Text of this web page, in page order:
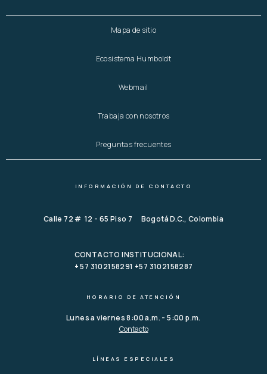
Mapa de sitio
Ecosistema Humboldt
Webmail
Trabaja con nosotros
Preguntas frecuentes
INFORMACIÓN DE CONTACTO
Calle 72 # 12 - 65 Piso 7 Bogotá D.C., Colombia
CONTACTO INSTITUCIONAL:
+ 57 3102158291 +57 3102158287
HORARIO DE ATENCIÓN
Lunes a viernes 8:00 a.m. - 5:00 p.m.
Contacto
LÍNEAS ESPECIALES